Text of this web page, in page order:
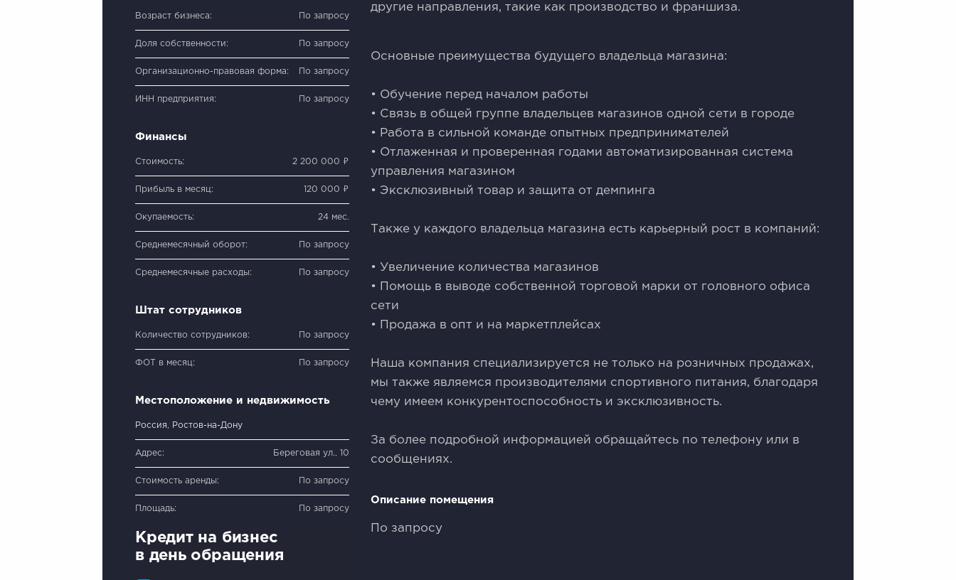
Возраст бизнеса: По запросу
Доля собственности: По запросу
Организационно-правовая форма: По запросу
ИНН предприятия: По запросу
Финансы
Стоимость: 2 200 000 ₽
Прибыль в месяц: 120 000 ₽
Окупаемость: 24 мес.
Среднемесячный оборот: По запросу
Среднемесячные расходы: По запросу
Штат сотрудников
Количество сотрудников: По запросу
ФОТ в месяц: По запросу
Местоположение и недвижимость
Россия, Ростов-на-Дону
Адрес: Береговая ул., 10
Стоимость аренды: По запросу
Площадь: По запросу
Кредит на бизнес
в день обращения
другие направления, такие как производство и франшиза.
Основные преимущества будущего владельца магазина:
• Обучение перед началом работы
• Связь в общей группе владельцев магазинов одной сети в городе
• Работа в сильной команде опытных предпринимателей
• Отлаженная и проверенная годами автоматизированная система
управления магазином
• Эксклюзивный товар и защита от демпинга
Также у каждого владельца магазина есть карьерный рост в компаний:
• Увеличение количества магазинов
• Помощь в выводе собственной торговой марки от головного офиса
сети
• Продажа в опт и на маркетплейсах
Наша компания специализируется не только на розничных продажах,
мы также являемся производителями спортивного питания, благодаря
чему имеем конкурентоспособность и эксклюзивность.
За более подробной информацией обращайтесь по телефону или в
сообщениях.
Описание помещения
По запросу